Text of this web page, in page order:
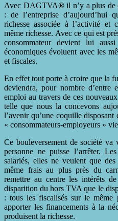
Avec DAGTVA®il n’y a plus de
: de l’entreprise d’aujourd’hui
richesse associée à l’activité et
même richesse. Avec ce qui est
consommateur devient lui
économiques évoluent avec les
et fiscales.
En effet tout porte à croire que la
deviendra, pour nombre d’entre
emploi au travers de ces
telle que nous la concevons
l’avenir qu’une coquille disposant
« consommateurs-employeurs »
Ce bouleversement de société va
personne ne puisse l’arrêter.
salariés, elles ne veulent que
même frais au plus près du
remettre au centre les intérêts
disparition du hors TVA que le
: tous les fiscalisés sur le
apporter les financements à la
produisent la richesse.